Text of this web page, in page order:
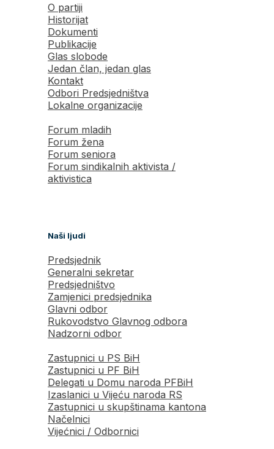
O partiji
Historijat
Dokumenti
Publikacije
Glas slobode
Jedan član, jedan glas
Kontakt
Odbori Predsjedništva
Lokalne organizacije
Forum mladih
Forum žena
Forum seniora
Forum sindikalnih aktivista /
aktivistica
Naši ljudi
Predsjednik
Generalni sekretar
Predsjedništvo
Zamjenici predsjednika
Glavni odbor
Rukovodstvo Glavnog odbora
Nadzorni odbor
Zastupnici u PS BiH
Zastupnici u PF BiH
Delegati u Domu naroda PFBiH
Izaslanici u Vijeću naroda RS
Zastupnici u skupštinama kantona
Načelnici
Vijećnici / Odbornici